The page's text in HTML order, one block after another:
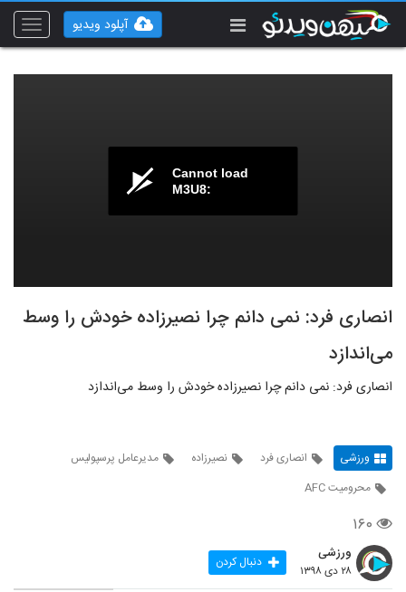
Toggle
آپلود ویدیو
Cannot load
M3U8:
انصاری‌ فرد: نمی دانم چرا نصیرزاده خودش را وسط
می‌اندازد
انصاری‌ فرد: نمی دانم چرا نصیرزاده خودش را وسط می‌اندازد
ورزشی انصاری فرد نصیرزاده
مدیرعامل پرسپولیس
محرومیت AFC
۱۶۰
ورزشی
۲۸ دی ۱۳۹۸ دنبال کردن